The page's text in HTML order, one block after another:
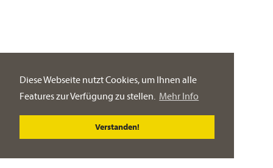
Diese Webseite nutzt Cookies, um Ihnen alle
Features zur Verfügung zu stellen. Mehr Info
Verstanden!